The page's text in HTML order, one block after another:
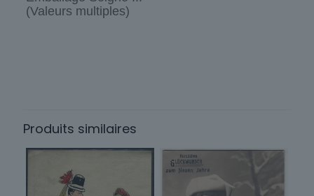
(Valeurs multiples)
Sous-thème
Ville
Produits similaires